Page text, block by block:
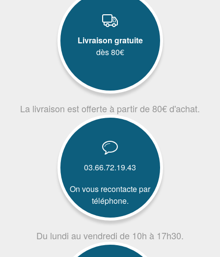
Livraison gratuite
dès 80€
La livraison est offerte à partir de 80€ d'achat.
03.66.72.19.43
On vous recontacte par
téléphone.
Du lundi au vendredi de 10h à 17h30.